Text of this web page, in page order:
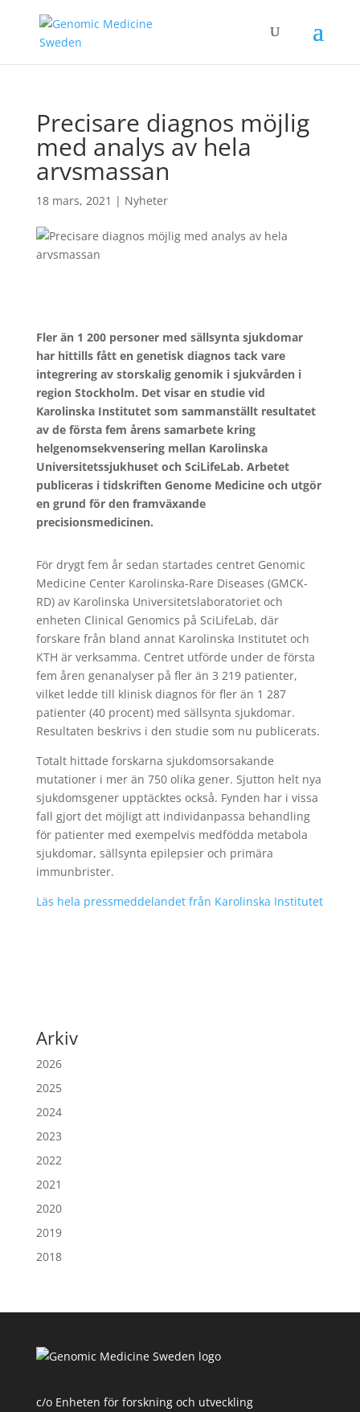
Precisare diagnos möjlig
med analys av hela
arvsmassan
18 mars, 2021 | Nyheter
Fler än 1 200 personer med sällsynta sjukdomar
har hittills fått en genetisk diagnos tack vare
integrering av storskalig genomik i sjukvården i
region Stockholm. Det visar en studie vid
Karolinska Institutet som sammanställt resultatet
av de första fem årens samarbete kring
helgenomsekvensering mellan Karolinska
Universitetssjukhuset och SciLifeLab. Arbetet
publiceras i tidskriften Genome Medicine och utgör
en grund för den framväxande
precisionsmedicinen.
För drygt fem år sedan startades centret Genomic
Medicine Center Karolinska-Rare Diseases (GMCK-
RD) av Karolinska Universitetslaboratoriet och
enheten Clinical Genomics på SciLifeLab, där
forskare från bland annat Karolinska Institutet och
KTH är verksamma. Centret utförde under de första
fem åren genanalyser på fler än 3 219 patienter,
vilket ledde till klinisk diagnos för fler än 1 287
patienter (40 procent) med sällsynta sjukdomar.
Resultaten beskrivs i den studie som nu publicerats.
Totalt hittade forskarna sjukdomsorsakande
mutationer i mer än 750 olika gener. Sjutton helt nya
sjukdomsgener upptäcktes också. Fynden har i vissa
fall gjort det möjligt att individanpassa behandling
för patienter med exempelvis medfödda metabola
sjukdomar, sällsynta epilepsier och primära
immunbrister.
Läs hela pressmeddelandet från Karolinska Institutet
Arkiv
2026
2025
2024
2023
2022
2021
2020
2019
2018
c/o Enheten för forskning och utveckling